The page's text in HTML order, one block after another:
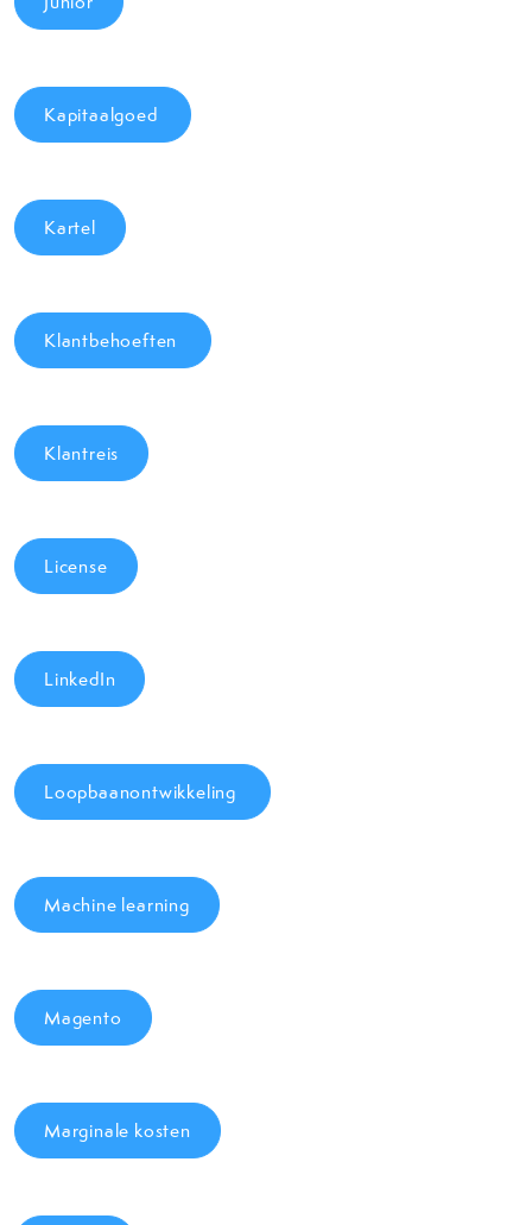
Kapitaalgoed
Kartel
Klantbehoeften
Klantreis
License
LinkedIn
Loopbaanontwikkeling
Machine learning
Magento
Marginale kosten